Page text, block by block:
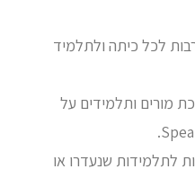
לכל כיתה ולתלמיד
מורים ותלמידים על
לתלמידות שנעדרו או